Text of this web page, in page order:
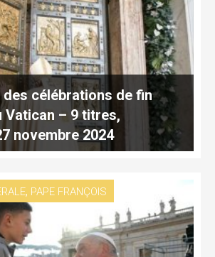
des célébrations de fin
Vatican – 9 titres,
novembre 2024
, PAPE FRANÇOIS